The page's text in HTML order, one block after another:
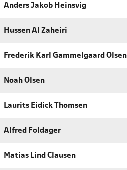
Anders Jakob Heinsvig
Hussen Al Zaheiri
Frederik Karl Gammelgaard Olsen
Noah Olsen
Laurits Eidick Thomsen
Alfred Foldager
Matias Lind Clausen